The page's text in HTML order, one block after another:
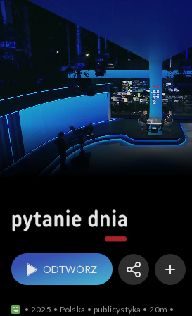
ODTWÓRZ
2025 Polska publicystyka
20m